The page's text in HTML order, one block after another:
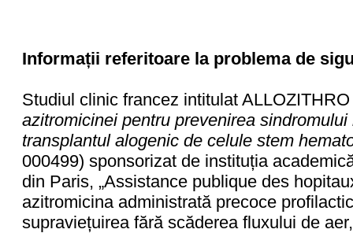
Informații referitoare la problema de
Studiul clinic francez intitulat ALLOZITHRO
azitromicinei pentru prevenirea
transplantul alogenic de celule stem
000499) sponsorizat de instituția
din Paris, „Assistance publique des
azitromicina administrată precoce
supraviețuirea fără scăderea fluxului de